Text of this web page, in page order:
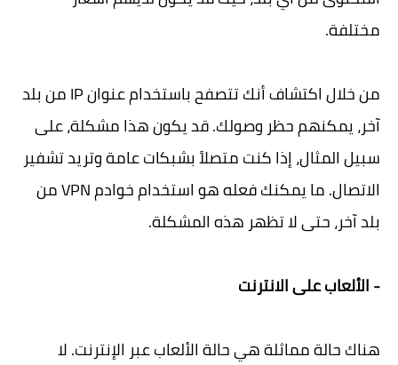
مختلفة.
من خلال اكتشاف أنك تتصفح باستخدام عنوان IP من بلد
آخر، يمكنهم حظر وصولك. قد يكون هذا مشكلة، على
سبيل المثال، إذا كنت متصلاً بشبكات عامة وتريد تشفير
الاتصال. ما يمكنك فعله هو استخدام خوادم VPN من
بلد آخر، حتى لا تظهر هذه المشكلة.
- الألعاب على الانترنت
هناك حالة مماثلة هي حالة الألعاب عبر الإنترنت. لا